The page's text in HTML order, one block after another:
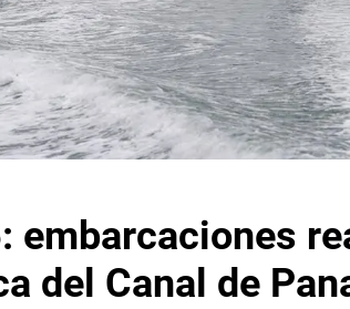
embarcaciones
del Canal de